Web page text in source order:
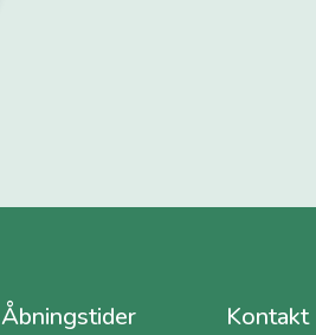
Åbningstider Kontakt